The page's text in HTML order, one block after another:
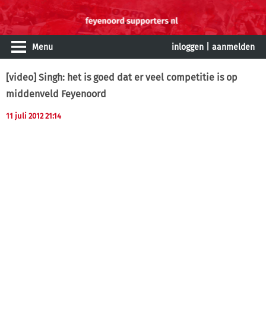
Menu inloggen aanmelden
[video] Singh: het is goed dat er veel competitie is op
middenveld Feyenoord
11 juli 2012 21:14